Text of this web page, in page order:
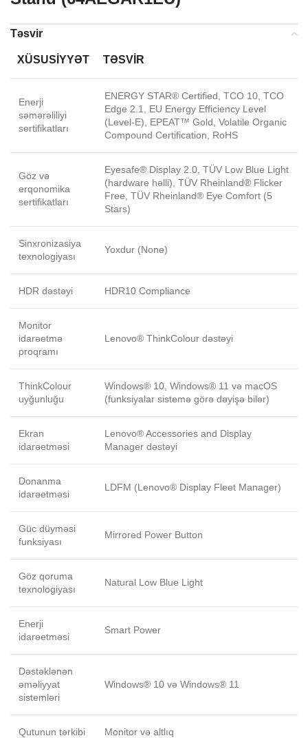
Təsvir
XÜSUSIYYƏT TƏSVIR
Enerji
səmərəliliyi
sertifikatları
ENERGY STAR® Certified, TCO 10, TCO
Edge 2.1, EU Energy Efficiency Level
(Level-E), EPEAT™ Gold, Volatile Organic
Compound Certification, RoHS
Göz və
erqonomika
sertifikatları
Eyesafe® Display 2.0, TÜV Low Blue Light
(hardware həlli), TÜV Rheinland® Flicker
Free, TÜV Rheinland® Eye Comfort (5
Stars)
Sinxronizasiya
texnologiyası
Yoxdur (None)
HDR dəstəyi HDR10 Compliance
Monitor
idarəetmə
proqramı
Lenovo® ThinkColour dəstəyi
ThinkColour
uyğunluğu
Windows® 10, Windows® 11 və macOS
(funksiyalar sistemə görə dəyişə bilər)
Ekran
idarəetməsi
Lenovo® Accessories and Display
Manager dəstəyi
Donanma
idarəetməsi
LDFM (Lenovo® Display Fleet Manager)
Güc düyməsi
funksiyası
Mirrored Power Button
Göz qoruma
texnologiyası
Natural Low Blue Light
Enerji
idarəetməsi
Smart Power
Dəstəklənən
əməliyyat
sistemləri
Windows® 10 və Windows® 11
Qutunun tərkibi Monitor və altlıq